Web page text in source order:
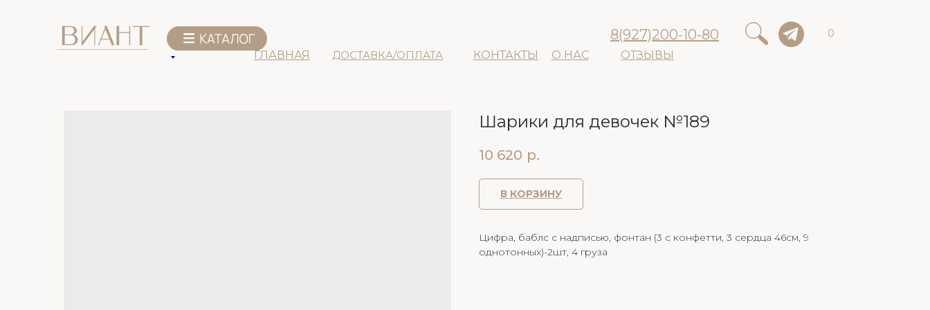
ДОСТАВКА/ОПЛАТА
ГЛАВНАЯ КОНТАКТЫ О НАС ОТЗЫВЫ
8(927)200-10-80 0
Шарики для девочек №189
10 620 р.
В КОРЗИНУ
Цифра, баблс с надписью, фонтан (3 с конфетти, 3 сердца 46см, 9
однотонных)-2шт, 4 груза